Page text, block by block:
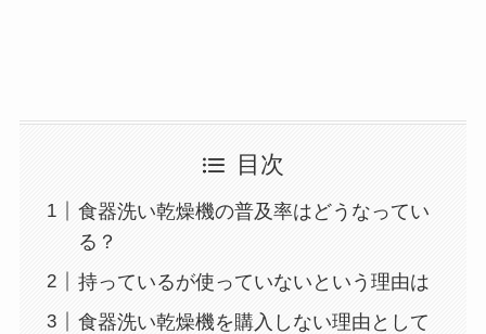
目次
食器洗い乾燥機の普及率はどうなってい
る？
持っているが使っていないという理由は
食器洗い乾燥機を購入しない理由として